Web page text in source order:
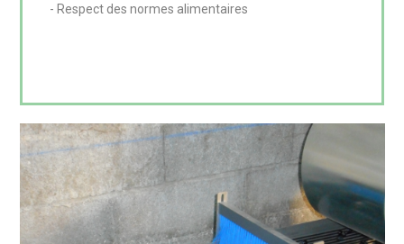
- Respect des normes alimentaires